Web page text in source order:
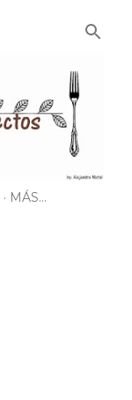
MÁS…